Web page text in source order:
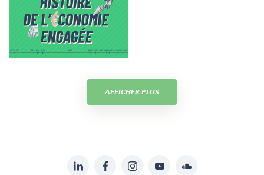
AFFICHER PLUS
LinkedInFacebookInstagramYouTubeSoundcloud